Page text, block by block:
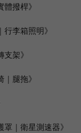
體撥桿》
行李箱照明》
支架》
｜腿拖》
罩｜衛星測速器》